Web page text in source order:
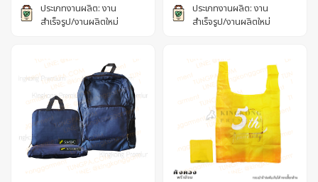
ประเภทงานผลิต: งาน
สำเร็จรูป/งานผลิตใหม่
ประเภทงานผลิต: งาน
สำเร็จรูป/งานผลิตใหม่